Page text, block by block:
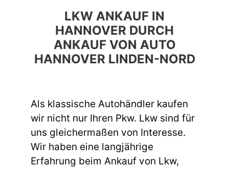
LKW ANKAUF IN
HANNOVER DURCH
ANKAUF VON AUTO
HANNOVER LINDEN-NORD
Als klassische Autohändler kaufen
wir nicht nur Ihren Pkw. Lkw sind für
uns gleichermaßen von Interesse.
Wir haben eine langjährige
Erfahrung beim Ankauf von Lkw,